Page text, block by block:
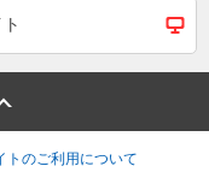
トのご利用について